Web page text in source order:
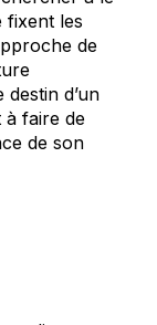
fixent les
de
d’un
à faire de
de son